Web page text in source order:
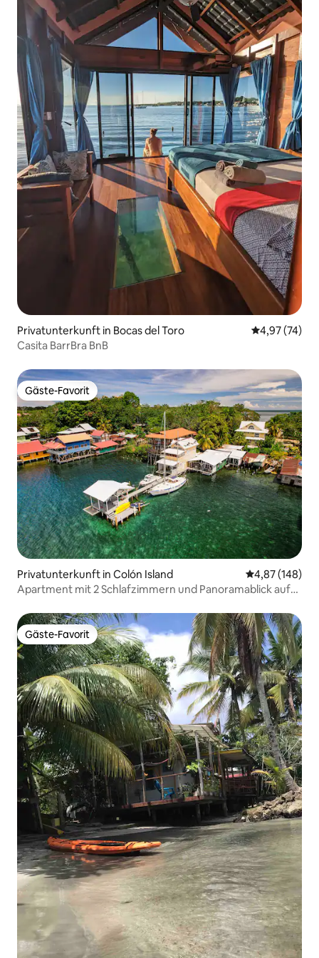
Privatunterkunft in Bocas del Toro
4,97 (74)
Casita BarrBra BnB
Gäste-Favorit
Gäste-Favorit
Privatunterkunft in Colón Island
4,87 (148)
Apartment mit 2 Schlafzimmern und Panoramablick auf
Gäste-Favorit
Gäste-Favorit